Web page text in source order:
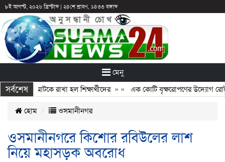
৮ই আগস্ট, ২০২৬ খ্রিস্টাব্দ| ২৪শে শ্রাবণ, ১৪৩৩ বঙ্গাব্দ
মেনু
সর্বশেষ
পরও আটকে রাখা হল শিক্ষার্থীদের» « এক কোটি বৃক্ষরোপণের উদ্যোগ
হোম ওসমানীনগর
ওসমানীনগরে কিশোর রবিউলের লাশ
নিয়ে মহাসড়ক অবরোধ